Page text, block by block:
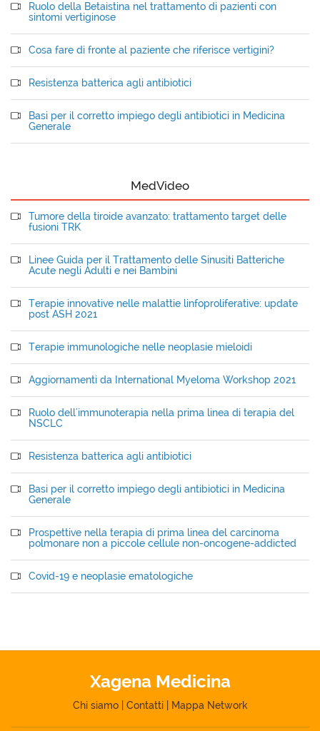
Ruolo della Betaistina nel trattamento di pazienti con
sintomi vertiginose
Cosa fare di fronte al paziente che riferisce vertigini?
Resistenza batterica agli antibiotici
Basi per il corretto impiego degli antibiotici in Medicina
Generale
MedVideo
Tumore della tiroide avanzato: trattamento target delle
fusioni TRK
Linee Guida per il Trattamento delle Sinusiti Batteriche
Acute negli Adulti e nei Bambini
Terapie innovative nelle malattie linfoproliferative: update
post ASH 2021
Terapie immunologiche nelle neoplasie mieloidi
Aggiornamenti da International Myeloma Workshop 2021
Ruolo dell'immunoterapia nella prima linea di terapia del
NSCLC
Resistenza batterica agli antibiotici
Basi per il corretto impiego degli antibiotici in Medicina
Generale
Prospettive nella terapia di prima linea del carcinoma
polmonare non a piccole cellule non-oncogene-addicted
Covid-19 e neoplasie ematologiche
Xagena Medicina
Chi siamo Contatti Mappa Network